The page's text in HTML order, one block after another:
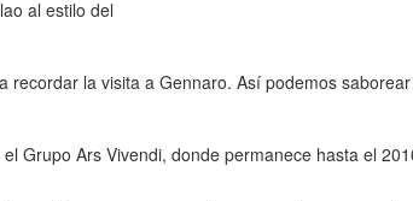
al estilo del
recordar la visita a Gennaro. Así podemos
Grupo Ars Vivendi, donde permanece hasta el